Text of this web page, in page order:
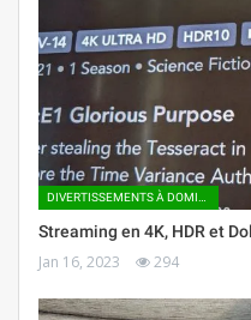
DIVERTISSEMENTS À DOMICILE
Streaming en 4K, HDR et
Jan 16, 2023 294